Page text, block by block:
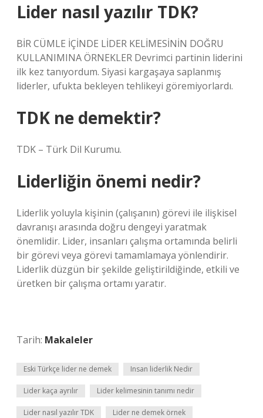
Lider nasıl yazılır TDK?
BİR CÜMLE İÇİNDE LİDER KELİMESİNİN DOĞRU
KULLANIMINA ÖRNEKLER Devrimci partinin liderini
ilk kez tanıyordum. Siyasi kargaşaya saplanmış
liderler, ufukta bekleyen tehlikeyi göremiyorlardı.
TDK ne demektir?
TDK – Türk Dil Kurumu.
Liderliğin önemi nedir?
Liderlik yoluyla kişinin (çalışanın) görevi ile ilişkisel
davranışı arasında doğru dengeyi yaratmak
önemlidir. Lider, insanları çalışma ortamında belirli
bir görevi veya görevi tamamlamaya yönlendirir.
Liderlik düzgün bir şekilde geliştirildiğinde, etkili ve
üretken bir çalışma ortamı yaratır.
Tarih: Makaleler
Eski Türkçe lider ne demek Insan liderlik Nedir
Lider kaça ayrılır Lider kelimesinin tanımı nedir
Lider nasıl yazılır TDK Lider ne demek örnek